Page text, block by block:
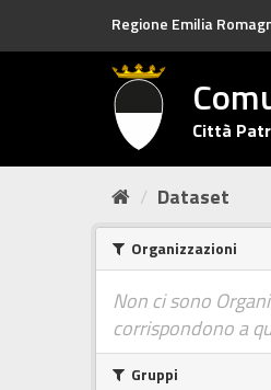
Regione Emilia
Città
Dataset
Organizzazioni
Non ci sono
corrispondono a
Gruppi